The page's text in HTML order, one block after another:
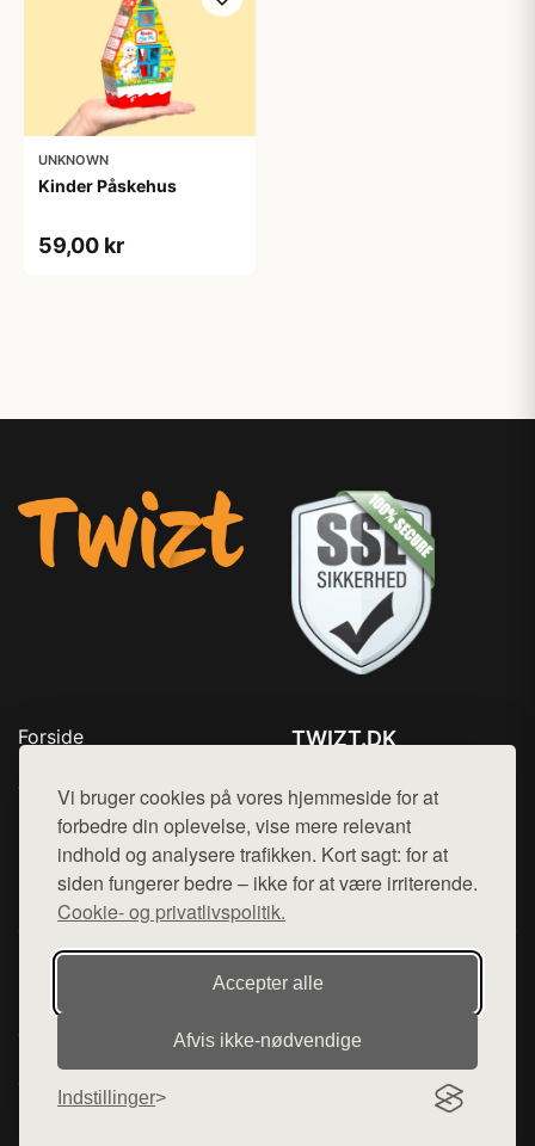
Vi bruger cookies på vores hjemmeside for at
forbedre din oplevelse, vise mere relevant
indhold og analysere trafikken. Kort sagt: for at
siden fungerer bedre – ikke for at være irriterende.
Cookie- og privatlivspolitik.
Accepter alle
Afvis ikke‑nødvendige
Indstillinger
UNKNOWN
Kinder Påskehus
59,00 kr
Forside
Top Rabatter
Kontakt
TWIZT.DK
Mail: hej@want.dk
Cookie- og privatlivspolitik
Denne side er en del af want.dk, der udgiver en række
hjemmesider med præsentation af forskellige produkter fra
diverse webshops. Der sælges ikke varer fra denne side - vi
varerne på lager.